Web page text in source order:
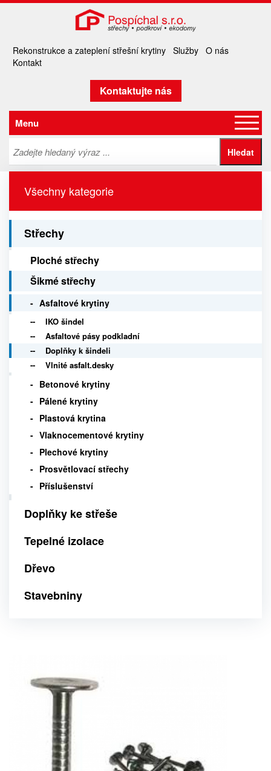
Rekonstrukce a zateplení střešní krytiny Služby O nás
Kontakt
Kontaktujte nás
Menu
Všechny kategorie
Střechy
Ploché střechy
Šikmé střechy
Asfaltové krytiny
IKO šindel
Asfaltové pásy podkladní
Doplňky k šindeli
Vlnité asfalt.desky
Betonové krytiny
Pálené krytiny
Plastová krytina
Vlaknocementové krytiny
Plechové krytiny
Prosvětlovací střechy
Příslušenství
Doplňky ke střeše
Tepelné izolace
Dřevo
Stavebniny